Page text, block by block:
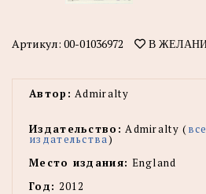
Артикул: 00-01036972 В
Автор: Admiralty
Издательство: Admiralty (
издательства)
Место издания: England
Год: 2012